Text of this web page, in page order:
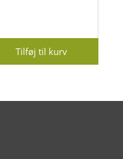
Tilføj til kurv